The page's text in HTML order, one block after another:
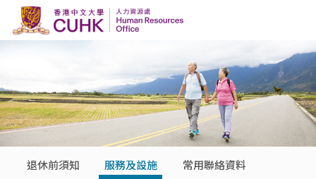
Skip to content
退休前須知 服務及設施 常用聯絡資料